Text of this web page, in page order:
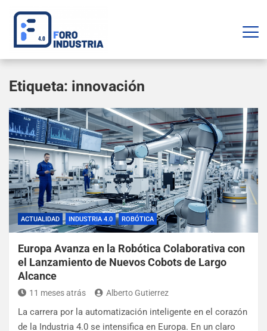
Etiqueta: innovación
ACTUALIDAD INDUSTRIA 4.0 ROBÓTICA
Europa Avanza en la Robótica Colaborativa con
el Lanzamiento de Nuevos Cobots de Largo
Alcance
11 meses atrás Alberto Gutierrez
La carrera por la automatización inteligente en el corazón
de la Industria 4.0 se intensifica en Europa. En un claro